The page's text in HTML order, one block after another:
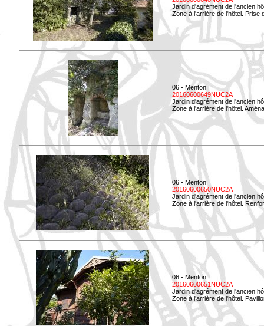
Jardin d'agrément de l'ancien
Zone à l'arrière de l'hôtel. Prise
06 - Menton
20160600649NUC2A
Jardin d'agrément de l'ancien
Zone à l'arrière de l'hôtel.
06 - Menton
20160600650NUC2A
Jardin d'agrément de l'ancien
Zone à l'arrière de l'hôtel.
06 - Menton
20160600651NUC2A
Jardin d'agrément de l'ancien
Zone à l'arrière de l'hôtel.